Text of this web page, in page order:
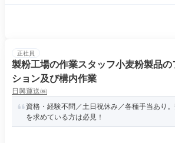
正社員
製粉工場の作業スタッフ小麦粉製品
ション及び構内作業
日興運送㈱
資格・経験不問／土日祝休み／各種手当あり
を求めている方は必見！